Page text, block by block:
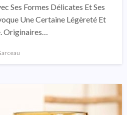
Ses Formes Délicates Et Ses
Une Certaine Légèreté Et
Originaires…